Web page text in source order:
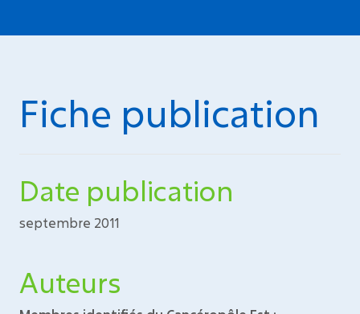
Fiche publication
Date publication
septembre 2011
Auteurs